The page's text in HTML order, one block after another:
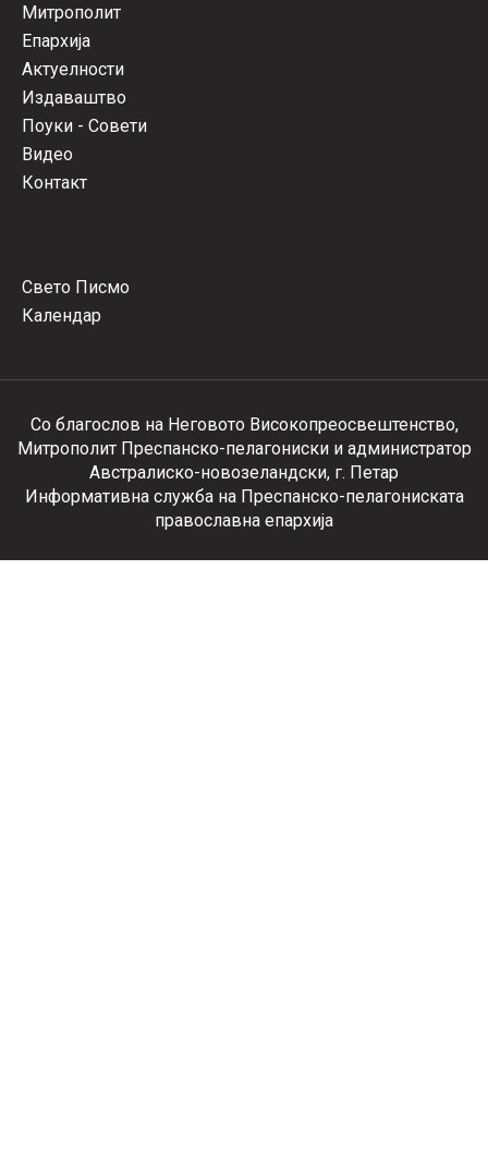
Митрополит
Епархија
Актуелности
Издаваштво
Поуки - Совети
Видео
Контакт
Свето Писмо
Календар
Со благослов на Неговото Високопреосвештенство,
Митрополит Преспанско-пелагониски и администратор
Австралиско-новозеландски, г. Петар
Информативна служба на Преспанско-пелагониската
православна епархија